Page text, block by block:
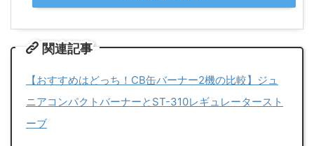
関連記事
【おすすめはどっち！CB缶バーナー2機の比較】ジュ
ニアコンパクトバーナーとST-310レギュレータースト
ーブ